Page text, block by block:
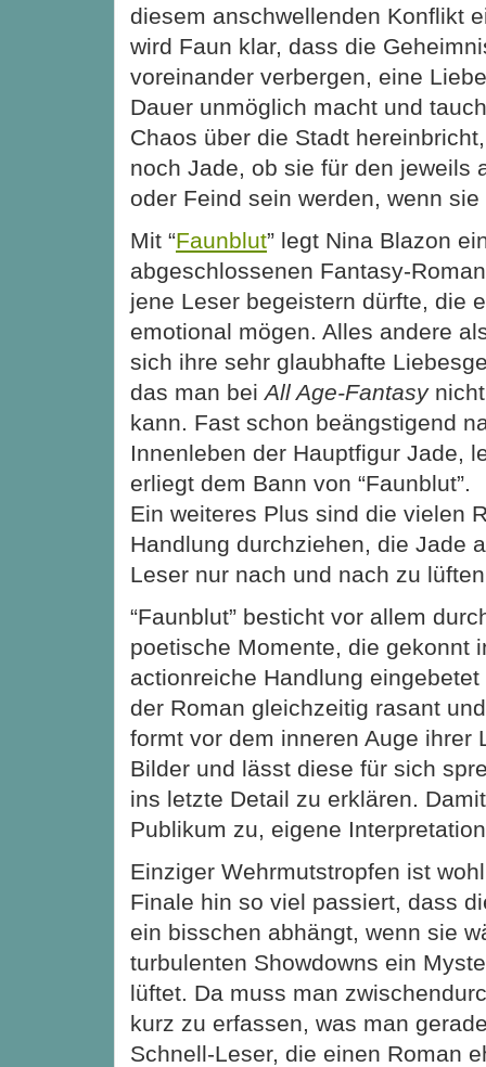
diesem anschwellenden Konflikt
wird Faun klar, dass die
voreinander verbergen, eine
Dauer unmöglich macht und
Chaos über die Stadt
noch Jade, ob sie für den jeweils
oder Feind sein werden, wenn
Mit “Faunblut” legt Nina Blazon
abgeschlossenen Fantasy-
jene Leser begeistern dürfte, die
emotional mögen. Alles andere
sich ihre sehr glaubhafte
das man beiAll Age-Fantasynicht
kann. Fast schon beängstigend
Innenleben der Hauptfigur Jade,
erliegt dem Bann von “Faunblut”.
Ein weiteres Plus sind die vielen
Handlung durchziehen, die Jade
Leser nur nach und nach zu
“Faunblut” besticht vor allem
poetische Momente, die gekonnt
actionreiche Handlung
der Roman gleichzeitig rasant
formt vor dem inneren Auge ihrer
Bilder und lässt diese für sich
ins letzte Detail zu erklären.
Publikum zu, eigene
Einziger Wehrmutstropfen ist
Finale hin so viel passiert, dass
ein bisschen abhängt, wenn sie
turbulenten Showdowns ein
lüftet. Da muss man
kurz zu erfassen, was man
Schnell-Leser, die einen Roman